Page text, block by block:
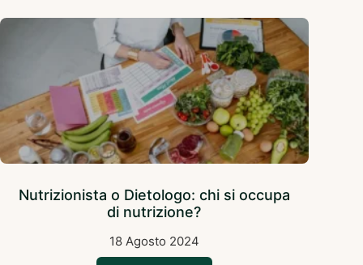
Nutrizionista o Dietologo: chi si occupa
di nutrizione?
18 Agosto 2024